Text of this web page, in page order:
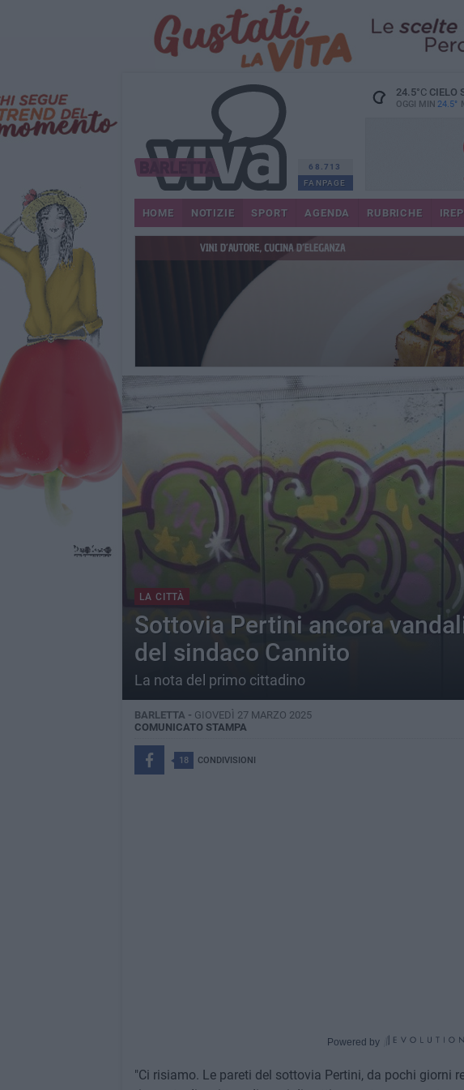
68.713
FANPAGE
24.5°CCIELO
OGGI MIN 24.5°
HOME NOTIZIE SPORT AGENDA RUBRICHE
LA CITTÀ
Sottovia Pertini ancora
del sindaco Cannito
La nota del primo cittadino
BARLETTA - GIOVEDÌ 27 MARZO 2025
COMUNICATO STAMPA
18 CONDIVISIONI
Powered by
"Ci risiamo. Le pareti del sottovia Pertini, da pochi giorni